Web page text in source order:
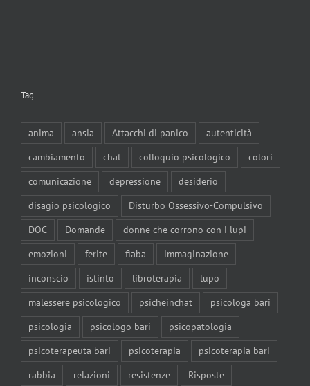
Tag
anima ansia Attacchi di panico
autenticità
cambiamento
chat colloquio psicologico
colori
comunicazione
depressione
desiderio
disagio psicologico
Disturbo Ossessivo-Compulsivo
DOC
Domande
donne che corrono con i lupi
emozioni
ferite fiaba
immaginazione
inconscio
istinto libroterapia
lupo
malessere psicologico
psicheinchat
psicologa bari
psicologia
psicologo bari
psicopatologia
psicoterapeuta bari
psicoterapia
psicoterapia bari
rabbia
relazioni resistenze Risposte